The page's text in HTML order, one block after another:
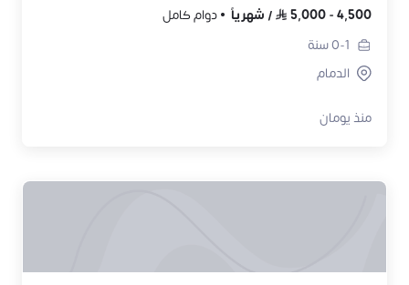
4,500
-
5,000
/ شهرياً
دوام كامل
0-1سنة
الدمام
منذ يومان